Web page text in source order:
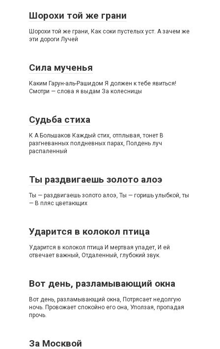
Шорохи той же грани
Шорохи той же грани, Как соки пустелых уст. А зачем же
эти дороги Лучей
Сила мученья
Каким Гарун-аль-Рашидом Я должен к тебе явиться!
Смотри — слова я выдам За колесницы
Судьба стиха
К А Большаков Каждый стих, отплывая, тонет В
разгневанных полдневных парах, Полдень луч
распаленный
Ты раздвигаешь золото алоэ
Ты — раздвигаешь золото алоэ, Ты — горишь улыбкой, ты
— В пляс цветающих
Ударится в колокол птица
Ударится в колокол птица И мертвая упадет, И ей
отвечает важный, Отдаленный, глубокий звук.
Вот день, разламывающий окна
Вот день, разламывающий окна, Потрясает недолгую
ночь. Провожает спокойно его она, Уползая, пропадая
прочь.
За Москвой